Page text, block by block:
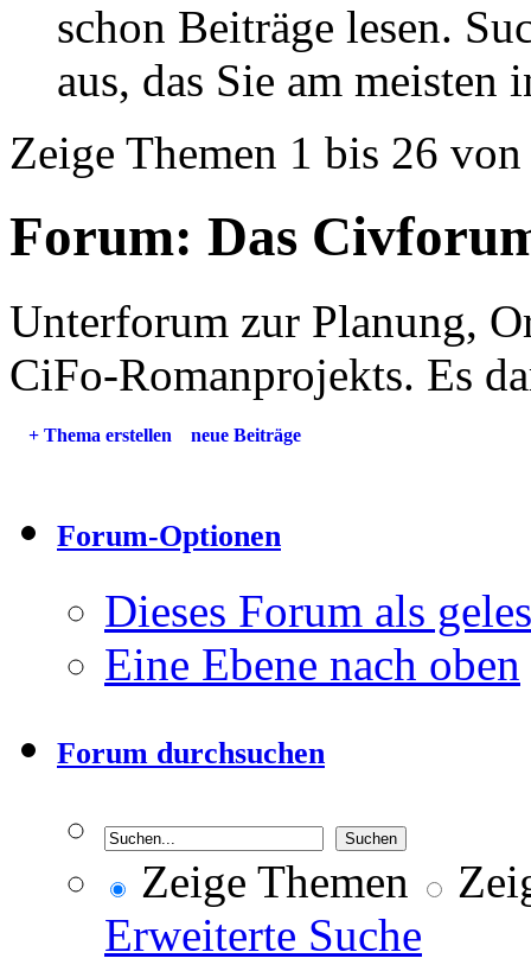
schon Beiträge lesen.
aus, das Sie am meisten
Zeige Themen 1 bis 26
Forum: Das
Unterforum zur Planung,
CiFo-Romanprojekts. Es
+ Thema erstellen neue Beiträge
Forum-Optionen
Dieses Forum als
Eine Ebene nach oben
Forum durchsuchen
Zeige Themen
Erweiterte Suche